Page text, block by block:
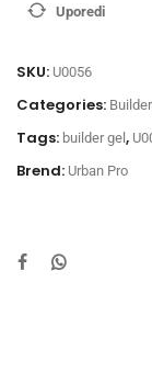
Uporedi
SKU: U0056
Categories:
Tags: builder gel,
Brend: Urban Pro